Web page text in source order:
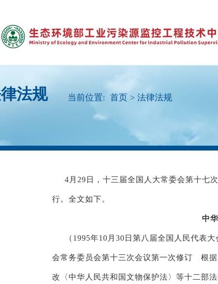
法规 当前位置: 首页 > 法律法规
4月29日，十三届全国人大常委会第十七
行。全文如下。
中
（ 1995年10月30日第八届全国人民代表
会常务委员会第十三次会议第一次修订 根
改〈中华人民共和国文物保护法〉等十二部